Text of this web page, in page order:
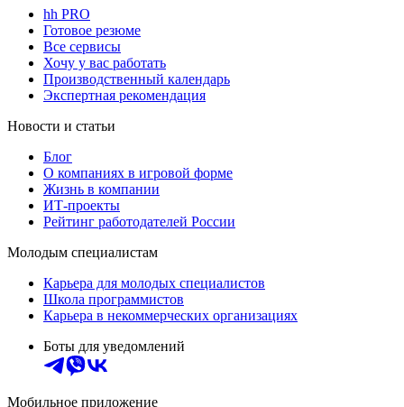
hh PRO
Готовое резюме
Все сервисы
Хочу у вас работать
Производственный календарь
Экспертная рекомендация
Новости и статьи
Блог
О компаниях в игровой форме
Жизнь в компании
ИТ-проекты
Рейтинг работодателей России
Молодым специалистам
Карьера для молодых специалистов
Школа программистов
Карьера в некоммерческих организациях
Боты для уведомлений
Мобильное приложение